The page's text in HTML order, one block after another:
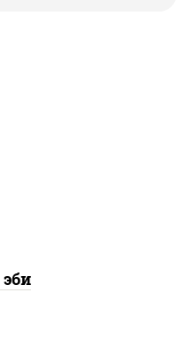
соус "спайс"
эби